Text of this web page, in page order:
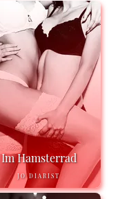
Im Hamsterrad
JO DIARIST